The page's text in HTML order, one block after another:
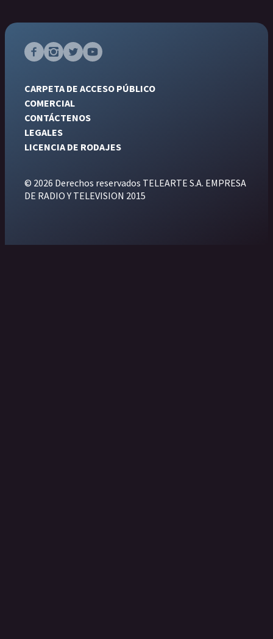
CARPETA DE ACCESO PÚBLICO
COMERCIAL
CONTÁCTENOS
LEGALES
LICENCIA DE RODAJES
© 2026 Derechos reservados TELEARTE S.A. EMPRESA
DE RADIO Y TELEVISION 2015